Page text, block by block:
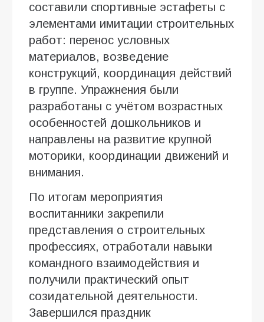
составили спортивные эстафеты с
элементами имитации строительных
работ: перенос условных
материалов, возведение
конструкций, координация действий
в группе. Упражнения были
разработаны с учётом возрастных
особенностей дошкольников и
направлены на развитие крупной
моторики, координации движений и
внимания.
По итогам мероприятия
воспитанники закрепили
представления о строительных
профессиях, отработали навыки
командного взаимодействия и
получили практический опыт
созидательной деятельности.
Завершился праздник